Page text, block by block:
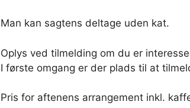
Man kan sagtens deltage uden kat.
Oplys ved tilmelding om du er
I første omgang er der plads til at
Pris for aftenens arrangement inkl.